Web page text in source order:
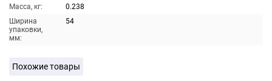
Масса, кг:
0.238
Ширина
упаковки,
мм:
54
Похожие товары